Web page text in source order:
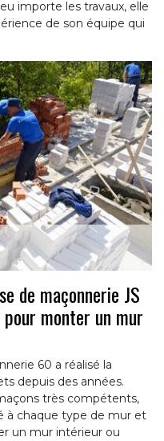
importe les travaux, elle
de son équipe qui
de maçonnerie JS
monter un mur
60 a réalisé la
depuis des années.
très compétents,
à chaque type de mur et
un mur intérieur ou